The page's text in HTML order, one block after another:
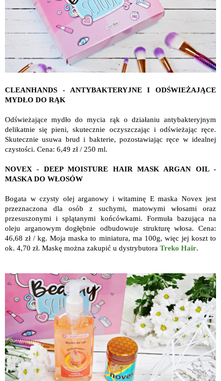
CLEANHANDS - ANTYBAKTERYJNE I ODŚWIEŻAJĄCE
MYDŁO DO RĄK
Odświeżające mydło do mycia rąk o działaniu antybakteryjnym
delikatnie się pieni, skutecznie oczyszczając i odświeżając ręce.
Skutecznie usuwa brud i bakterie, pozostawiając ręce w idealnej
czystości. Cena: 6,49 zł / 250 ml.
NOVEX - DEEP MOISTURE HAIR MASK ARGAN OIL -
MASKA DO WŁOSÓW
Bogata w czysty olej arganowy i witaminę E maska Novex jest
przeznaczona dla osób z suchymi, matowymi włosami oraz
przesuszonymi i splątanymi końcówkami. Formuła bazująca na
oleju arganowym dogłębnie odbudowuje strukturę włosa. Cena:
46,68 zł / kg. Moja maska to miniatura, ma 100g, więc jej koszt to
ok. 4,70 zł. Maskę można zakupić u dystrybutora Treko Hair.